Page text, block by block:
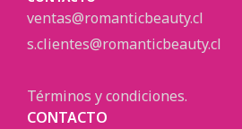
ventas@romanticbeauty.cl
s.clientes@romanticbeauty.cl
Términos y condiciones.
CONTACTO